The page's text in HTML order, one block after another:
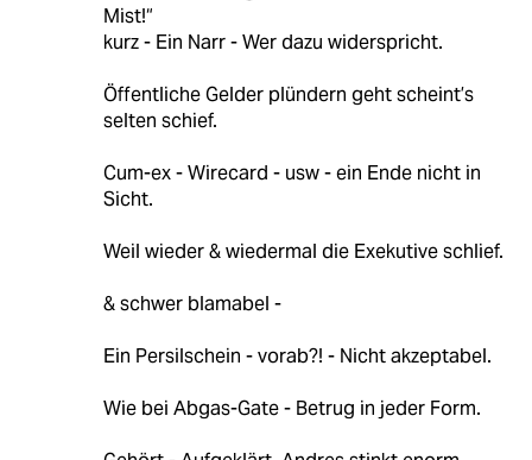
Mist!“
kurz - Ein Narr - Wer dazu widerspricht.
Öffentliche Gelder plündern geht scheint’s
selten schief.
Cum-ex - Wirecard - usw - ein Ende nicht in
Sicht.
Weil wieder & wiedermal die Exekutive schlief.
& schwer blamabel -
Ein Persilschein - vorab?! - Nicht akzeptabel.
Wie bei Abgas-Gate - Betrug in jeder Form.